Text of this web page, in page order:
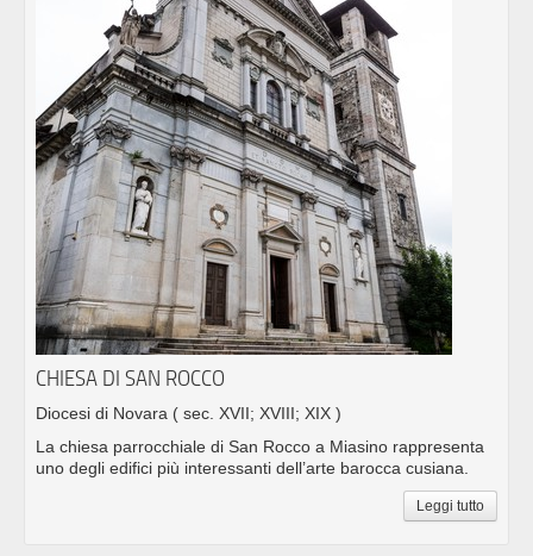
CHIESA DI SAN ROCCO
Diocesi di Novara ( sec. XVII; XVIII; XIX )
La chiesa parrocchiale di San Rocco a Miasino rappresenta
uno degli edifici più interessanti dell’arte barocca cusiana.
Leggi tutto